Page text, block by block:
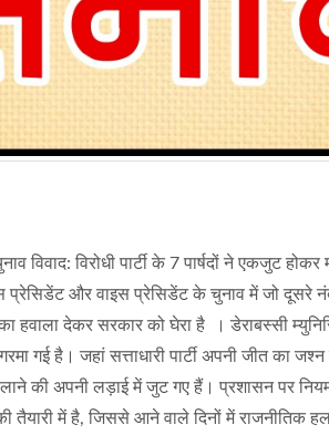
विरोधी पार्टी के 7 पार्षदों ने एकजुट होकर
प्रेसिडेंट और वाइस प्रेसिडेंट के चुनाव में जो दूसरे
का हवाला देकर सरकार को घेरा है । डेराबस्सी
गई है। जहां सत्ताधारी पार्टी अपनी जीत का जश्न
की अपनी लड़ाई में जुट गए हैं। प्रशासन पर
की तैयारी में है, जिससे आने वाले दिनों में